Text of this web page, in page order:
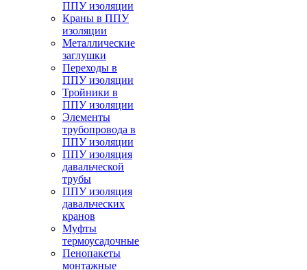
ППУ изоляции
Краны в ППУ
изоляции
Металлические
заглушки
Переходы в
ППУ изоляции
Тройники в
ППУ изоляции
Элементы
трубопровода в
ППУ изоляции
ППУ изоляция
давальческой
трубы
ППУ изоляция
давальческих
кранов
Муфты
термоусадочные
Пенопакеты
монтажные